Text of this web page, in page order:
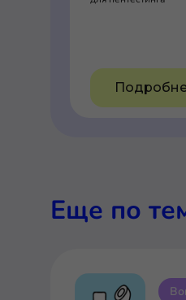
Еще по